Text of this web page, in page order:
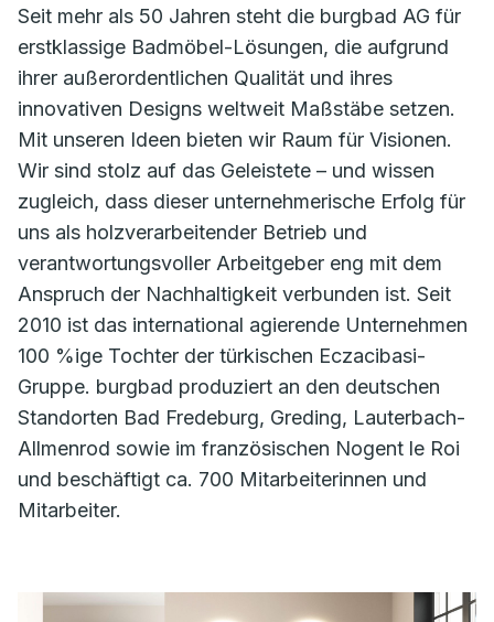
Seit mehr als 50 Jahren steht die burgbad AG für
erstklassige Badmöbel-Lösungen, die aufgrund
ihrer außerordentlichen Qualität und ihres
innovativen Designs weltweit Maßstäbe setzen.
Mit unseren Ideen bieten wir Raum für Visionen.
Wir sind stolz auf das Geleistete – und wissen
zugleich, dass dieser unternehmerische Erfolg für
uns als holzverarbeitender Betrieb und
verantwortungsvoller Arbeitgeber eng mit dem
Anspruch der Nachhaltigkeit verbunden ist. Seit
2010 ist das international agierende Unternehmen
100 %ige Tochter der türkischen Eczacibasi-
Gruppe. burgbad produziert an den deutschen
Standorten Bad Fredeburg, Greding, Lauterbach-
Allmenrod sowie im französischen Nogent le Roi
und beschäftigt ca. 700 Mitarbeiterinnen und
Mitarbeiter.